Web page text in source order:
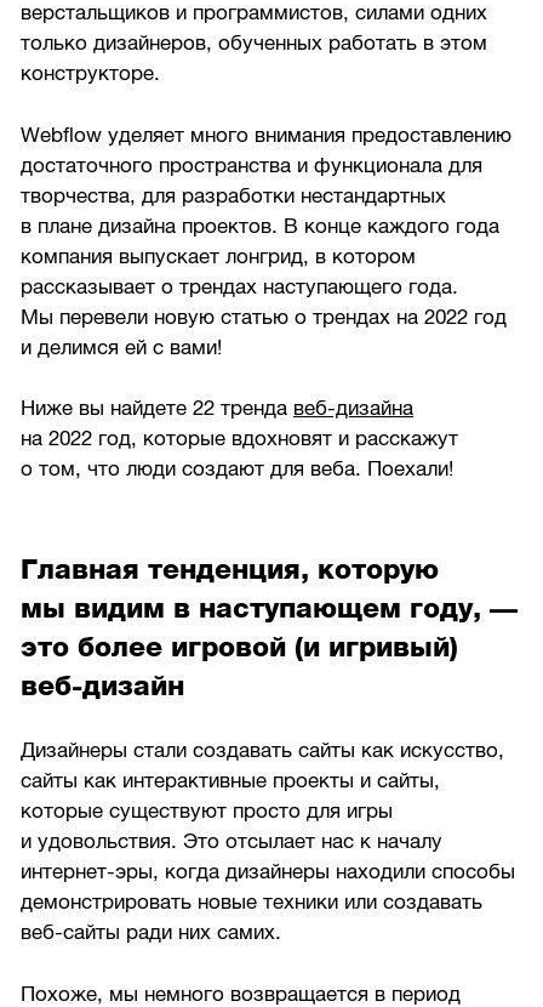
верстальщиков и программистов, силами одних
только дизайнеров, обученных работать в этом
конструкторе.
Webflow уделяет много внимания предоставлению
достаточного пространства и функционала для
творчества, для разработки нестандартных
в плане дизайна проектов. В конце каждого года
компания выпускает лонгрид, в котором
рассказывает о трендах наступающего года.
Мы перевели новую статью о трендах на 2022 год
и делимся ей с вами!
Ниже вы найдете 22 тренда веб-дизайна
на 2022 год, которые вдохновят и расскажут
о том, что люди создают для веба. Поехали!
Главная тенденция, которую
мы видим в наступающем году, —
это более игровой (и игривый)
веб-дизайн
Дизайнеры стали создавать сайты как искусство,
сайты как интерактивные проекты и сайты,
которые существуют просто для игры
и удовольствия. Это отсылает нас к началу
интернет-эры, когда дизайнеры находили способы
демонстрировать новые техники или создавать
веб-сайты ради них самих.
Похоже, мы немного возвращается в период